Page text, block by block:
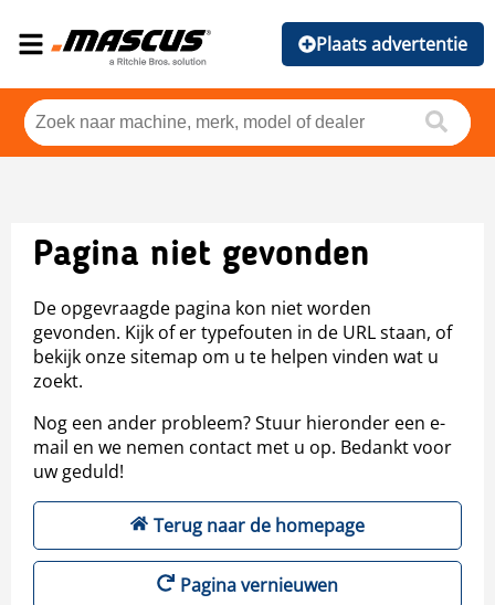
Plaats advertentie
Pagina niet gevonden
De opgevraagde pagina kon niet worden
gevonden. Kijk of er typefouten in de URL staan, of
bekijk onze sitemap om u te helpen vinden wat u
zoekt.
Nog een ander probleem? Stuur hieronder een e-
mail en we nemen contact met u op. Bedankt voor
uw geduld!
Terug naar de homepage
Pagina vernieuwen